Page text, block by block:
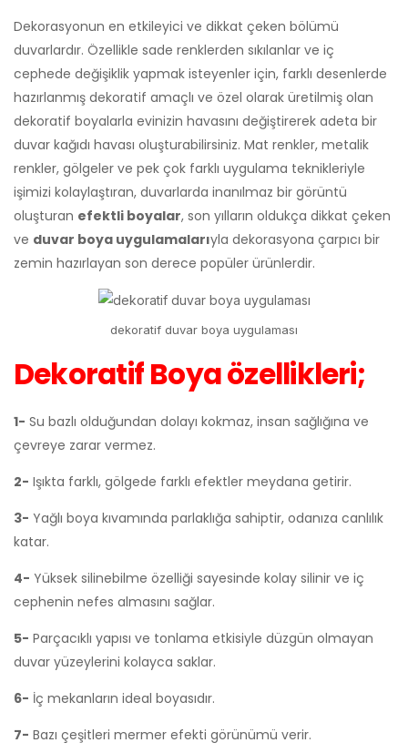
Dekorasyonun en etkileyici ve dikkat çeken bölümü
duvarlardır. Özellikle sade renklerden sıkılanlar ve iç
cephede değişiklik yapmak isteyenler için, farklı desenlerde
hazırlanmış dekoratif amaçlı ve özel olarak üretilmiş olan
dekoratif boyalarla evinizin havasını değiştirerek adeta bir
duvar kağıdı havası oluşturabilirsiniz. Mat renkler, metalik
renkler, gölgeler ve pek çok farklı uygulama teknikleriyle
işimizi kolaylaştıran, duvarlarda inanılmaz bir görüntü
oluşturan efektli boyalar, son yılların oldukça dikkat çeken
ve duvar boya uygulamalarıyla dekorasyona çarpıcı bir
zemin hazırlayan son derece popüler ürünlerdir.
dekoratif duvar boya uygulaması
Dekoratif Boya özellikleri;
1- Su bazlı olduğundan dolayı kokmaz, insan sağlığına ve
çevreye zarar vermez.
2- Işıkta farklı, gölgede farklı efektler meydana getirir.
3- Yağlı boya kıvamında parlaklığa sahiptir, odanıza canlılık
katar.
4- Yüksek silinebilme özelliği sayesinde kolay silinir ve iç
cephenin nefes almasını sağlar.
5- Parçacıklı yapısı ve tonlama etkisiyle düzgün olmayan
duvar yüzeylerini kolayca saklar.
6- İç mekanların ideal boyasıdır.
7- Bazı çeşitleri mermer efekti görünümü verir.